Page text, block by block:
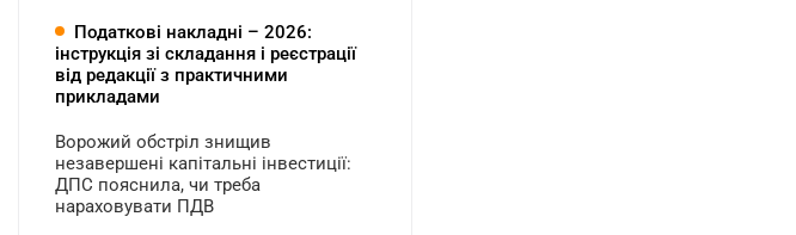
Податкові накладні – 2026:
інструкція зі складання і реєстрації
від редакції з практичними
прикладами
Ворожий обстріл знищив
незавершені капітальні інвестиції:
ДПС пояснила, чи треба
нараховувати ПДВ